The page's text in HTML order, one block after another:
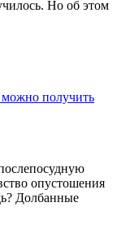
Но об этом
получить
опустошения
Долбанные